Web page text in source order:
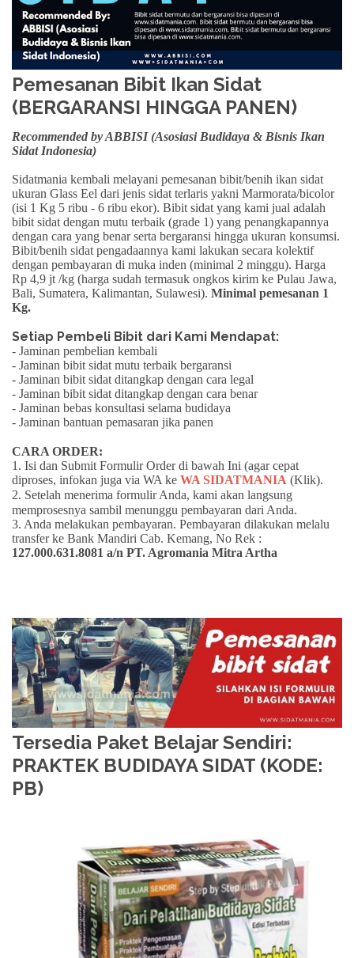
Pemesanan Bibit Ikan Sidat
(BERGARANSI HINGGA PANEN)
Recommended by ABBISI (Asosiasi Budidaya & Bisnis Ikan
Sidat Indonesia)
Sidatmania kembali melayani pemesanan bibit/benih ikan sidat
ukuran Glass Eel dari jenis sidat terlaris yakni Marmorata/bicolor
(isi 1 Kg 5 ribu - 6 ribu ekor). Bibit sidat yang kami jual adalah
bibit sidat dengan mutu terbaik (grade 1) yang penangkapannya
dengan cara yang benar serta bergaransi hingga ukuran konsumsi.
Bibit/benih sidat pengadaannya kami lakukan secara kolektif
dengan pembayaran di muka inden (minimal 2 minggu). Harga
Rp 4,9 jt /kg (harga sudah termasuk ongkos kirim ke Pulau Jawa,
Bali, Sumatera, Kalimantan, Sulawesi). Minimal pemesanan 1
Kg.
Setiap Pembeli Bibit dari Kami Mendapat:
- Jaminan pembelian kembali
- Jaminan bibit sidat mutu terbaik bergaransi
- Jaminan bibit sidat ditangkap dengan cara legal
- Jaminan bibit sidat ditangkap dengan cara benar
- Jaminan bebas konsultasi selama budidaya
- Jaminan bantuan pemasaran jika panen
CARA ORDER:
1. Isi dan Submit Formulir Order di bawah Ini (agar cepat
diproses, infokan juga via WA ke WA SIDATMANIA (Klik).
2. Setelah menerima formulir Anda, kami akan langsung
memprosesnya sambil menunggu pembayaran dari Anda.
3. Anda melakukan pembayaran. Pembayaran dilakukan melalu
transfer ke Bank Mandiri Cab. Kemang, No Rek :
127.000.631.8081 a/n PT. Agromania Mitra Artha
Tersedia Paket Belajar Sendiri:
PRAKTEK BUDIDAYA SIDAT (KODE:
PB)